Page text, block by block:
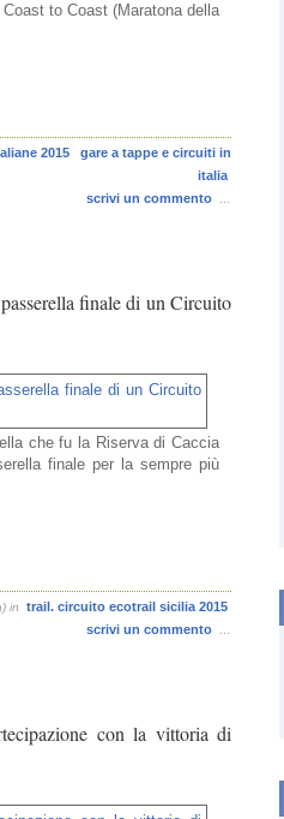
to Coast (Maratona della
2015
gare a tappe e circuiti in
italia
scrivi un commento
finale di un Circuito
che fu la Riserva di Caccia
finale per la sempre più
in
trail. circuito ecotrail sicilia 2015
scrivi un commento
con la vittoria di